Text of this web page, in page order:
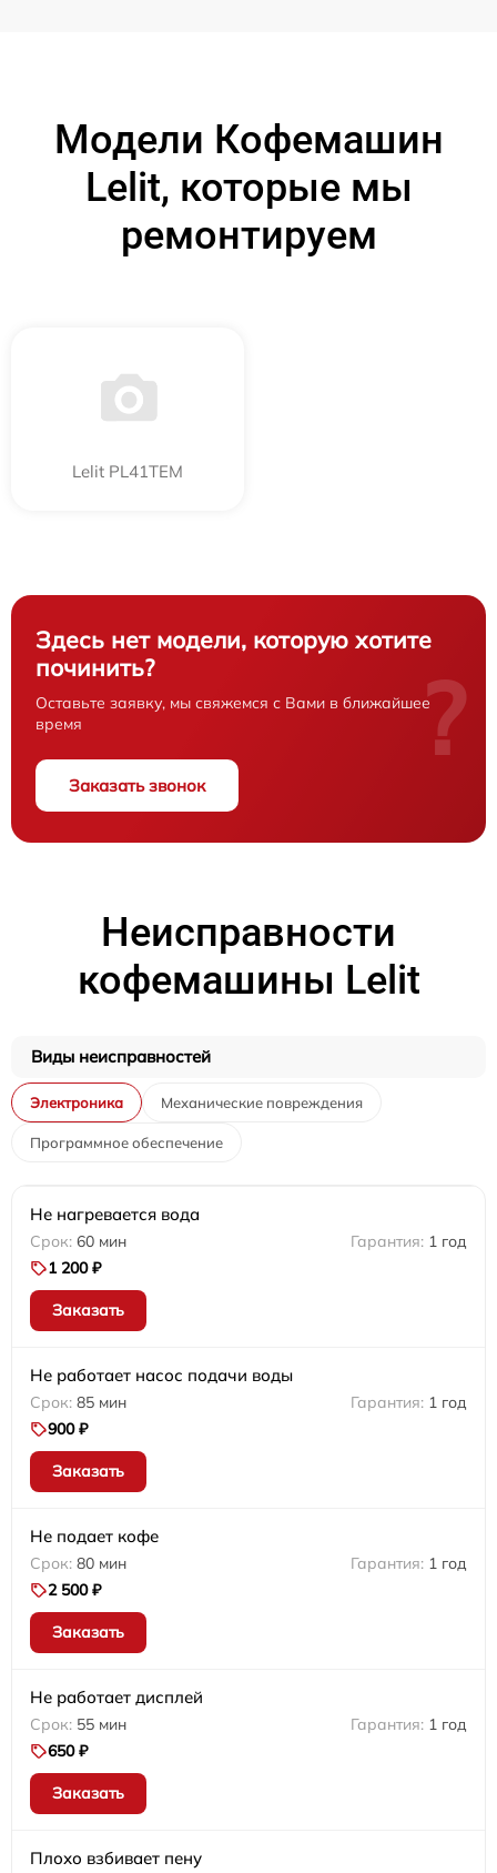
Модели Кофемашин
Lelit, которые мы
ремонтируем
Lelit PL41TEM
Здесь нет модели, которую хотите
починить?
Оставьте заявку, мы свяжемся с Вами в ближайшее
время
Заказать звонок
?
Неисправности
кофемашины Lelit
Виды неисправностей
Электроника Механические повреждения
Программное обеспечение
Не нагревается вода
60 мин
1 год
1 200 ₽
Заказать
Не работает насос подачи воды
85 мин
1 год
900 ₽
Заказать
Не подает кофе
80 мин
1 год
2 500 ₽
Заказать
Не работает дисплей
55 мин
1 год
650 ₽
Заказать
Плохо взбивает пену